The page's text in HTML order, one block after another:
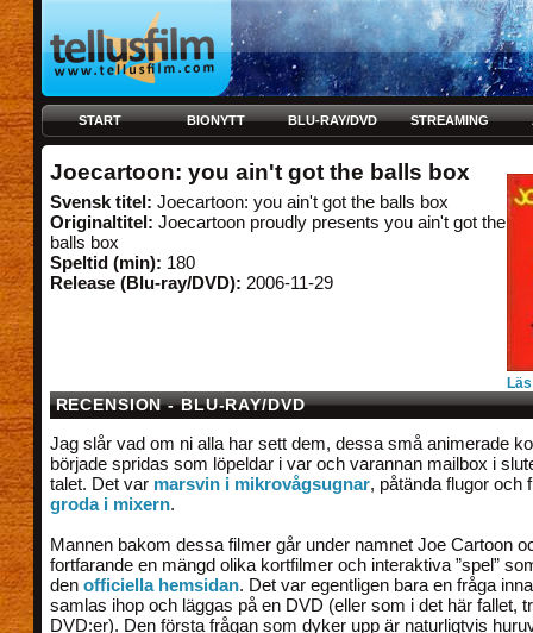
START BIONYTT BLU-RAY/DVD STREAMING
Joecartoon: you ain't got the balls box
Svensk titel: Joecartoon: you ain't got the balls box
Originaltitel: Joecartoon proudly presents you ain't got the
balls box
Speltid (min): 180
Release (Blu-ray/DVD): 2006-11-29
RECENSION - BLU-RAY/DVD
Jag slår vad om ni alla har sett dem, dessa små animerade
började spridas som löpeldar i var och varannan mailbox i
talet. Det var marsvin i mikrovågsugnar, påtända flugor och
groda i mixern.
Mannen bakom dessa filmer går under namnet Joe Cartoon
fortfarande en mängd olika kortfilmer och interaktiva ”spel”
den officiella hemsidan. Det var egentligen bara en fråga
samlas ihop och läggas på en DVD (eller som i det här fallet,
DVD:er). Den första frågan som dyker upp är naturligtvis